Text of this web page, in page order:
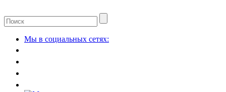
Мы в социальных сетях: